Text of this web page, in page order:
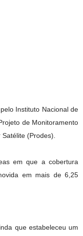
Instituto Nacional de
de Monitoramento
(Prodes).
em que a cobertura
em mais de 6,25
que estabeleceu um